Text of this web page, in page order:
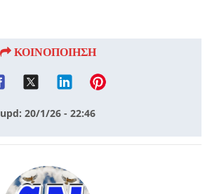
ΚΟΙΝΟΠΟΙΗΣΗ
upd: 20/1/26 - 22:46